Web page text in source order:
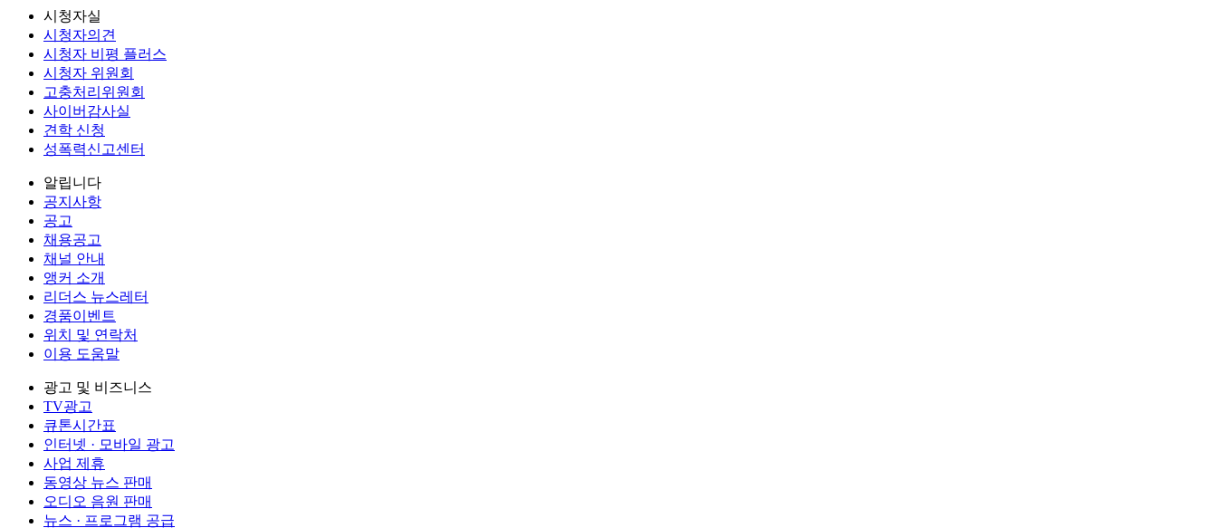
시청자실
시청자의견
시청자 비평 플러스
시청자 위원회
고충처리위원회
사이버감사실
견학 신청
성폭력신고센터
알립니다
공지사항
공고
채용공고
채널 안내
앵커 소개
리더스 뉴스레터
경품이벤트
위치 및 연락처
이용 도움말
광고 및 비즈니스
TV광고
큐톤시간표
인터넷 · 모바일 광고
사업 제휴
동영상 뉴스 판매
오디오 음원 판매
뉴스 · 프로그램 공급